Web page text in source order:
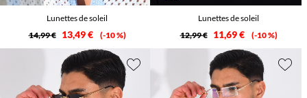
Lunettes de soleil
14,99 €
13,49 € -10 %
Lunettes de soleil
12,99 €
11,69 € -10 %